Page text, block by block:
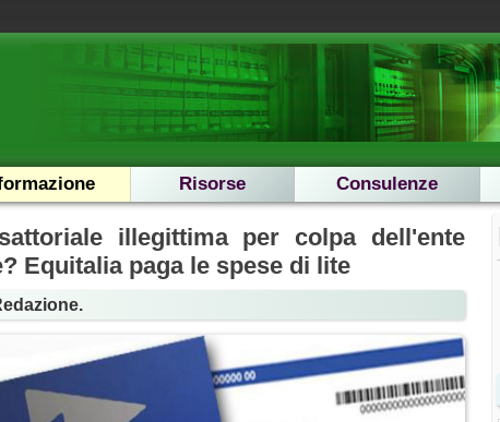
Risorse Consulenze
illegittima per colpa dell'ente
Equitalia paga le spese di lite